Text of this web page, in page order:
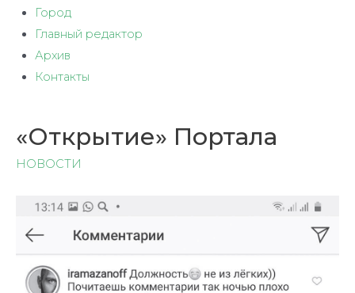
Город
Главный редактор
Архив
Контакты
«Открытие» Портала
НОВОСТИ